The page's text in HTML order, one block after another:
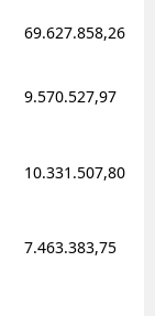
69.627.858,26
9.570.527,97
10.331.507,80
7.463.383,75